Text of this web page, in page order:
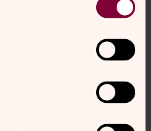
sociala medier.